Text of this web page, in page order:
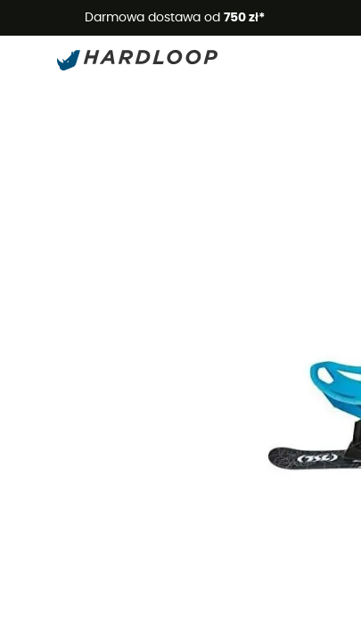
Darmowa dostawa od 750 zł*